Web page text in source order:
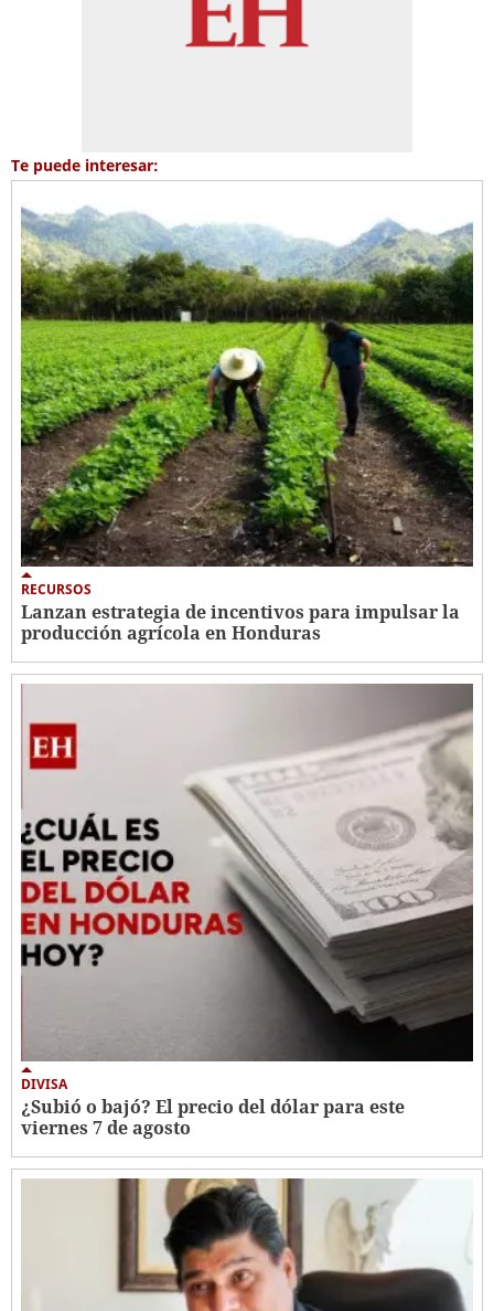
Te puede interesar:
RECURSOS
Lanzan estrategia de incentivos para impulsar la
producción agrícola en Honduras
DIVISA
¿Subió o bajó? El precio del dólar para este
viernes 7 de agosto